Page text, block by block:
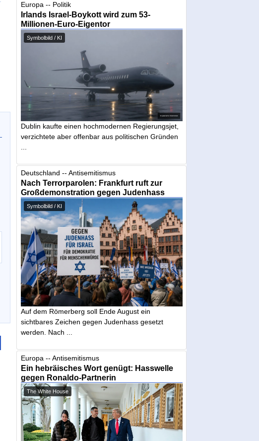
Europa -- Politik
Irlands Israel-Boykott wird zum 53-
Millionen-Euro-Eigentor
Symbolbild / KI
Dublin kaufte einen hochmodernen Regierungsjet,
verzichtete aber offenbar aus politischen Gründen
Deutschland -- Antisemitismus
Nach Terrorparolen: Frankfurt ruft zur
Großdemonstration gegen Judenhass
Symbolbild / KI
Auf dem Römerberg soll Ende August ein
sichtbares Zeichen gegen Judenhass gesetzt
werden. Nach ...
Europa -- Antisemitismus
Ein hebräisches Wort genügt: Hasswelle
gegen Ronaldo-Partnerin
The White House